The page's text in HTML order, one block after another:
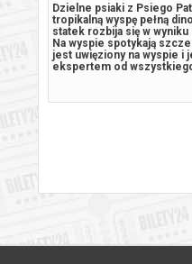
Dzielne psiaki z Psiego
tropikalną wyspę pełną
statek rozbija się w
Na wyspie spotykają
jest uwięziony na wyspie i
ekspertem od
pradawnymi gadami.
kontroli, gdy odwieczny
Humdinger, zaczyna